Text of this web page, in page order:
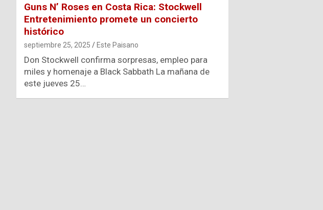
Guns N’ Roses en Costa Rica: Stockwell
Entretenimiento promete un concierto
histórico
septiembre 25, 2025 Este Paisano
Don Stockwell confirma sorpresas, empleo para
miles y homenaje a Black Sabbath La mañana de
este jueves 25…